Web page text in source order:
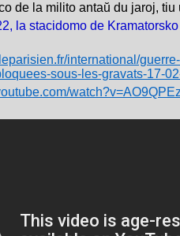
de la milito antaŭ du jaroj,
la stacidomo de
international/
sous-les-gravats-17-